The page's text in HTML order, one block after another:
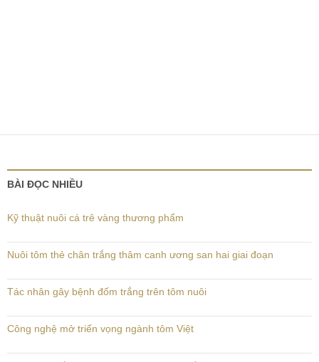
BÀI ĐỌC NHIỀU
Kỹ thuật nuôi cá trê vàng thương phẩm
Nuôi tôm thẻ chân trắng thâm canh ương san hai giai đoạn
Tác nhân gây bệnh đốm trắng trên tôm nuôi
Công nghệ mở triển vọng ngành tôm Việt